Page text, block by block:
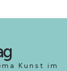
Kunst im